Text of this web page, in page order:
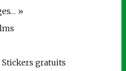
»
gratuits